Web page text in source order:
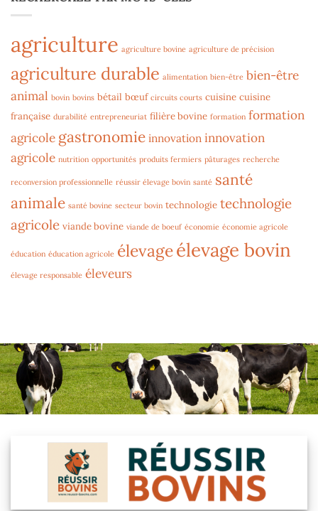
agriculture agriculture bovine agriculture de précision
agriculture durable alimentation bien-être bien-être
animal bovin bovins bétail bœuf circuits courts cuisine cuisine
française durabilité entrepreneuriat filière bovine formation formation
agricole gastronomie innovation innovation
agricole nutrition opportunités produits fermiers pâturages recherche
reconversion professionnelle réussir élevage bovin santé santé
animale santé bovine secteur bovin technologie technologie
agricole viande bovine viande de boeuf économie économie agricole
éducation éducation agricole élevageélevage bovin
élevage responsable éleveurs